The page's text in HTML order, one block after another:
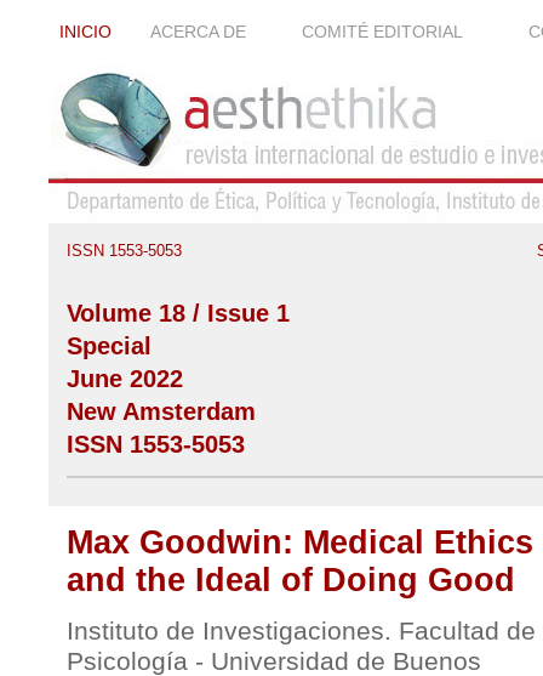
INICIO ACERCA DE COMITÉ EDITORIAL
ISSN 1553-5053
Volume 18 / Issue 1
Special
June 2022
New Amsterdam
ISSN 1553-5053
Max Goodwin: Medical Ethics
and the Ideal of Doing Good
Instituto de Investigaciones. Facultad de
Psicología - Universidad de Buenos